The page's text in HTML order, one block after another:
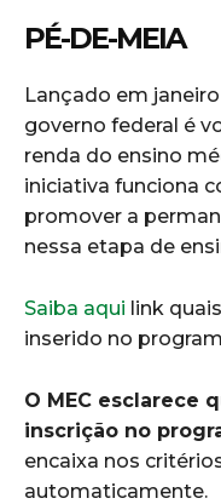
PÉ-DE-MEIA
Lançado em
governo federal é
renda do ensino
iniciativa funciona
promover a
nessa etapa de
Saiba aqui link
inserido no
O MEC esclarece
inscrição no
encaixa nos
automaticamente.